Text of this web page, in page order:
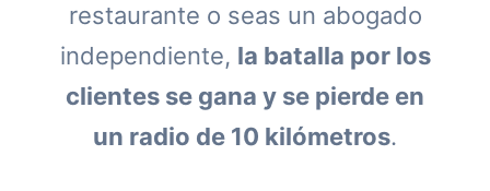
restaurante o seas un abogado
independiente, la batalla por los
clientes se gana y se pierde en
un radio de 10 kilómetros.